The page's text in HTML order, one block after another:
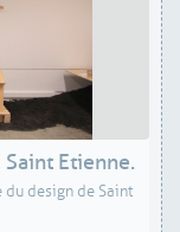
Etienne.
du design de Saint